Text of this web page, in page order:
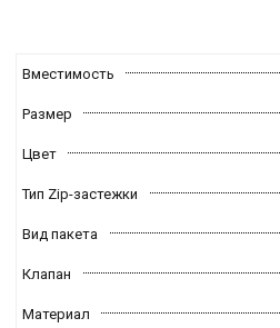
Вместимость
Размер
Цвет
Тип Zip-застежки
Вид пакета
Клапан
Материал